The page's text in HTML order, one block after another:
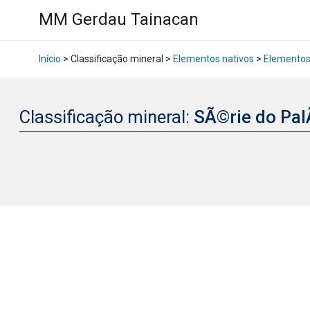
MM Gerdau Tainacan
Início > Classificação mineral > Elementos nativos >
Classificação mineral: SÃ©rie do